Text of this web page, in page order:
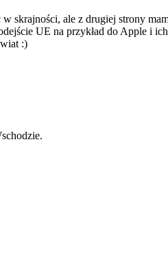
skrajności, ale z drugiej strony
UE na przykład do Apple i
:)